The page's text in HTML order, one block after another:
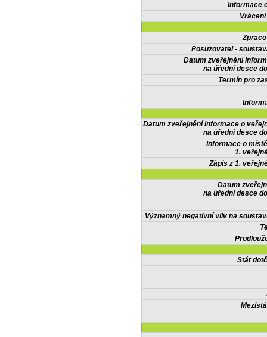
Informace
Posuzovatel -
Datum zveřejnění
na úřední desce
Termín pro
Datum zveřejnění informace o
na úřední desce
Informace o
1.
Zápis z 1.
Datum
na úřední desce
Významný negativní vliv na
Stát